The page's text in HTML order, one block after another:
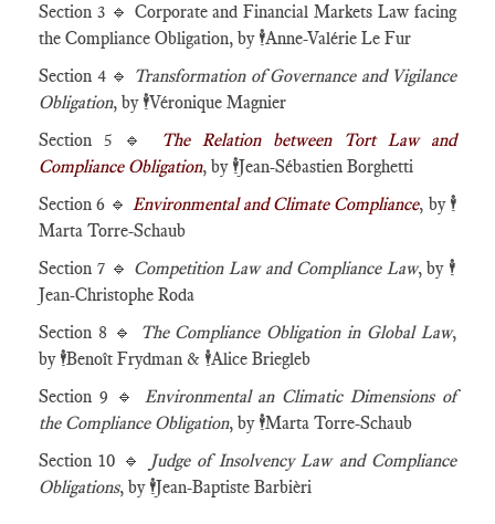
Section 3 🔹 Corporate and Financial Markets Law facing
the Compliance Obligation, by 🕴️Anne-Valérie Le Fur
Section 4 🔹 Transformation of Governance and Vigilance
Obligation, by 🕴️Véronique Magnier
Section 5 🔹
The Relation between Tort Law and
Compliance Obligation, by 🕴️Jean-Sébastien Borghetti
Section 6 🔹 Environmental and Climate Compliance, by 🕴️
Marta Torre-Schaub
Section 7 🔹 Competition Law and Compliance Law, by 🕴️
Jean-Christophe Roda
Section 8 🔹
The Compliance Obligation in Global Law,
by 🕴️Benoît Frydman & 🕴️Alice Briegleb
Section 9 🔹 Environmental an Climatic Dimensions of
the Compliance Obligation, by 🕴️Marta Torre-Schaub
Section 10 🔹
Judge of Insolvency Law and Compliance
Obligations, by 🕴️Jean-Baptiste Barbièri